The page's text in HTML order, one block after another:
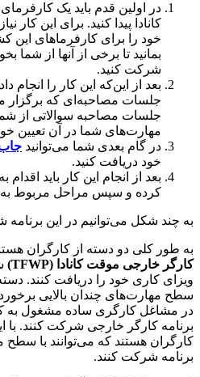
در اولین قدم باید یک
کانادا پیدا کنید. برای این کار
خود را برای کارفرماهای این
بمانید تا برخی از آنها از
شرکت کنید.
بعد از این‌که این کار را انجام
جلسات مصاحبه‌ای که برگزار
جلسات مصاحبه سوالاتی از
مهارت‌های شما در آن تعیین
در گام بعدی شما می‌توانید جاب
خود دریافت کنید.
بعد از انجام این کار باید
کرده و سپس مراحل مربوط به
به چند شکل می‌توانیم در این
به طور کلی دو دسته از کارگران
کارگر خارجی موقت کانادا (TFWP
)
ویزای کاری خود را دریافت کنند.
سطح مهارت‌های چندان بالایی
در مشاغل کارگری ساده مشغول به
برنامه کارگر خارجی شرکت کنند. با
کارگران هستند که می‌توانند با سطح
برنامه شرکت کنند.